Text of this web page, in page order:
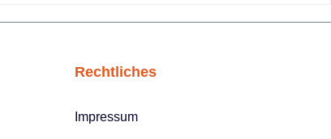
Rechtliches
Impressum